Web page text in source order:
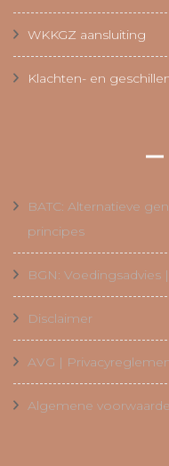
WKKGZ aansluiting
Klachten- en
BATC: Alternatieve
principes
BGN:
Disclaimer
AVG |
Algemene